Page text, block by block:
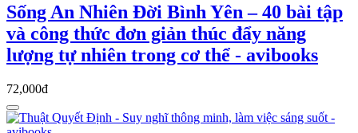
Sống An Nhiên Đời Bình Yên – 40 bài tập
và công thức đơn giản thúc đẩy năng
lượng tự nhiên trong cơ thể - avibooks
72,000đ